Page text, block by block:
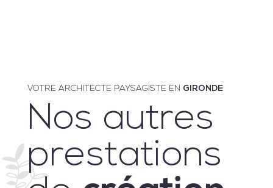
VOTRE ARCHITECTE PAYSAGISTE EN GIRONDE
Nos autres
prestations